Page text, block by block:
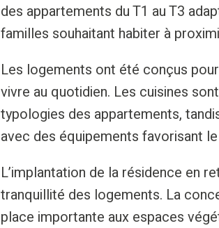
des appartements du T1 au T3
familles souhaitant habiter à
Les logements ont été conçus
vivre au quotidien. Les cuisines
typologies des appartements,
avec des équipements favorisant
L’implantation de la résidence en
tranquillité des logements. La
place importante aux espaces